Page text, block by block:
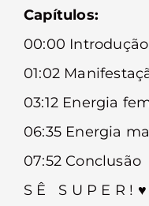
Capítulos:
00:00 Introdução
01:02
03:12 Energia
06:35 Energia
07:52 Conclusão
S Ê S U P E R ! ♥︎